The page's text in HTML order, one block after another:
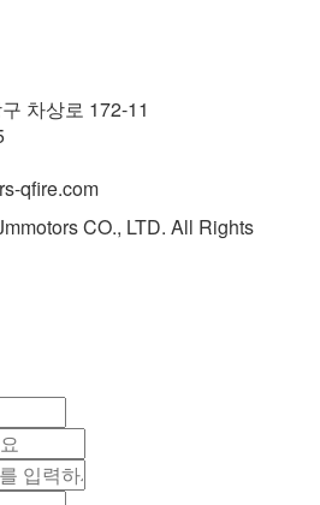
차상로 172-11
qfire.com
CO., LTD. All Rights